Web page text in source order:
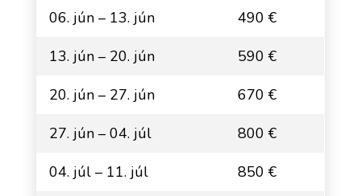
06. jún – 13. jún
490 €
13. jún – 20. jún
590 €
20. jún – 27. jún
670 €
27. jún – 04. júl
800 €
04. júl – 11. júl
850 €